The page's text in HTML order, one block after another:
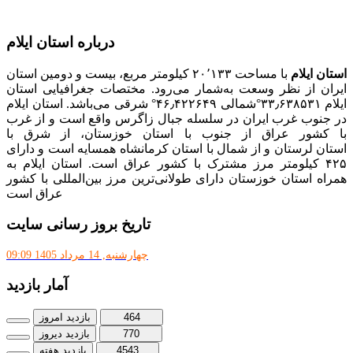
درباره استان ایلام
استان ایلام
با مساحت ۲۰٬۱۳۳ کیلومتر مربع، بیست و دومین استان
ایران از نظر وسعت به‌شمار می‌رود. مختصات جغرافیایی استان
ایلام ۳۳٫۶۳۸۵۳۱°شمالی ۴۶٫۴۲۲۶۴۹° شرقی می‌باشد. استان ایلام
در جنوب غرب ایران در سلسله جبال زاگرس واقع است و از غرب
با کشور عراق از جنوب با استان خوزستان، از شرق با
استان لرستان و از شمال با استان کرمانشاه همسایه است و دارای
۴۲۵ کیلومتر مرز مشترک با کشور عراق است. استان ایلام به
همراه استان خوزستان دارای طولانی‌ترین مرز بین‌المللی با کشور
عراق است
تاریخ بروز رسانی سایت
چهارشنبه, 14 مرداد 1405 09:09
آمار بازدید
بازدید امروز
464
بازدید دیروز
770
بازدید هفته
4543